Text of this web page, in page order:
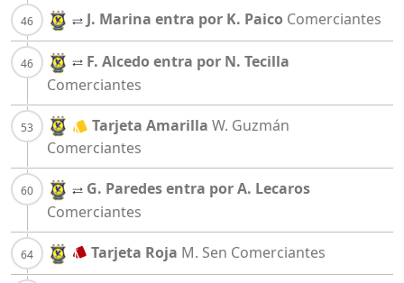
J. Marina entra por K. Paico Comerciantes
F. Alcedo entra por N. Tecilla
Comerciantes
Tarjeta Amarilla W. Guzmán
Comerciantes
G. Paredes entra por A. Lecaros
Comerciantes
Tarjeta Roja M. Sen Comerciantes